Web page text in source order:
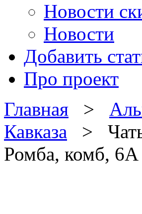
Новости
Новости
Добавить
Про проект
Главная >
Кавказа >
Ромба, комб, 6А